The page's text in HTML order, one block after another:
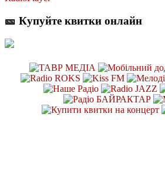
🎫 Купуйте квитки онлайн